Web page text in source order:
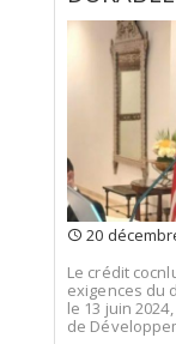
20
Le crédit
exigences du
le 13 juin
de